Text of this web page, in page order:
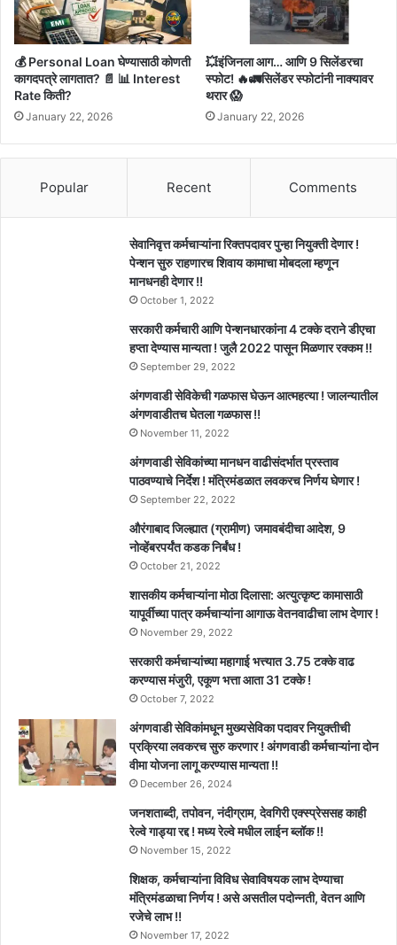
💰 Personal Loan घेण्यासाठी कोणती
कागदपत्रे लागतात? 📄 📊 Interest
Rate किती?
January 22, 2026
💥इंजिनला आग… आणि 9 सिलेंडरचा
स्फोट! 🔥🚛सिलेंडर स्फोटांनी नाक्यावर
थरार 😱
January 22, 2026
Popular Recent Comments
सेवानिवृत्त कर्मचाऱ्यांना रिक्तपदावर पुन्हा नियुक्ती देणार !
पेन्शन सुरु राहणारच शिवाय कामाचा मोबदला म्हणून
मानधनही देणार !!
October 1, 2022
सरकारी कर्मचारी आणि पेन्शनधारकांना 4 टक्के दराने डीएचा
हप्ता देण्यास मान्यता ! जुलै 2022 पासून मिळणार रक्कम !!
September 29, 2022
अंगणवाडी सेविकेची गळफास घेऊन आत्महत्या ! जालन्यातील
अंगणवाडीतच घेतला गळफास !!
November 11, 2022
अंगणवाडी सेविकांच्या मानधन वाढीसंदर्भात प्रस्ताव
पाठवण्याचे निर्देश ! मंत्रिमंडळात लवकरच निर्णय घेणार !
September 22, 2022
औरंगाबाद जिल्ह्यात (ग्रामीण) जमावबंदीचा आदेश, 9
नोव्हेंबरपर्यंत कडक निर्बंध !
October 21, 2022
शासकीय कर्मचाऱ्यांना मोठा दिलासा: अत्युत्कृष्ट कामासाठी
यापूर्वीच्या पात्र कर्मचाऱ्यांना आगाऊ वेतनवाढीचा लाभ देणार !
November 29, 2022
सरकारी कर्मचाऱ्यांच्या महागाई भत्त्यात 3.75 टक्के वाढ
करण्यास मंजुरी, एकूण भत्ता आता 31 टक्के !
October 7, 2022
अंगणवाडी सेविकांमधून मुख्यसेविका पदावर नियुक्तीची
प्रक्रिया लवकरच सुरु करणार ! अंगणवाडी कर्मचाऱ्यांना दोन
वीमा योजना लागू करण्यास मान्यता !!
December 26, 2024
जनशताब्दी, तपोवन, नंदीग्राम, देवगिरी एक्स्प्रेससह काही
रेल्वे गाड्या रद्द ! मध्य रेल्वे मधील लाईन ब्लॉक !!
November 15, 2022
शिक्षक, कर्मचाऱ्यांना विविध सेवाविषयक लाभ देण्याचा
मंत्रिमंडळाचा निर्णय ! असे असतील पदोन्नती, वेतन आणि
रजेचे लाभ !!
November 17, 2022